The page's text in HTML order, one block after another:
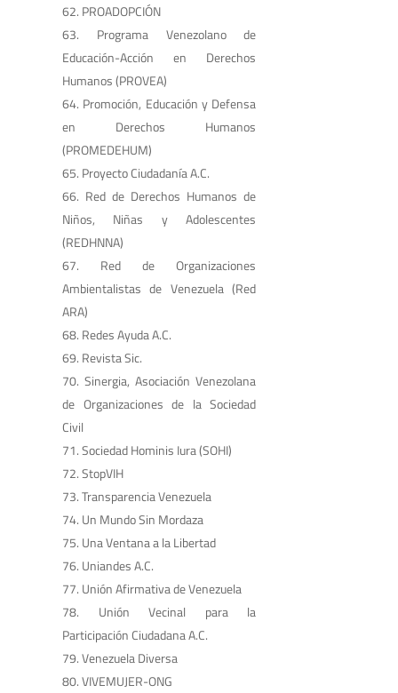
PROADOPCIÓN
Programa Venezolano de
Educación-Acción en Derechos
Humanos (PROVEA)
Promoción, Educación y Defensa
en Derechos Humanos
(PROMEDEHUM)
Proyecto Ciudadanía A.C.
Red de Derechos Humanos de
Niños, Niñas y Adolescentes
(REDHNNA)
Red de Organizaciones
Ambientalistas de Venezuela (Red
ARA)
Redes Ayuda A.C.
Revista Sic.
Sinergia, Asociación Venezolana
de Organizaciones de la Sociedad
Civil
Sociedad Hominis Iura (SOHI)
StopVIH
Transparencia Venezuela
Un Mundo Sin Mordaza
Una Ventana a la Libertad
Uniandes A.C.
Unión Afirmativa de Venezuela
Unión Vecinal para la
Participación Ciudadana A.C.
Venezuela Diversa
VIVEMUJER-ONG